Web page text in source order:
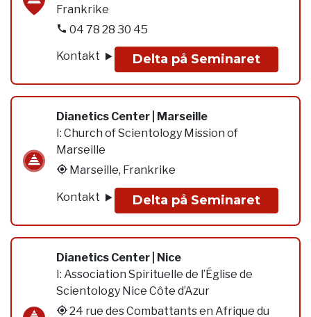
Frankrike
04 78 28 30 45
Kontakt
Delta på Seminaret
Dianetics Center | Marseille
I: Church of Scientology Mission of
Marseille
Marseille, Frankrike
Kontakt Delta på Seminaret
Dianetics Center | Nice
I: Association Spirituelle de l’Église de
Scientology Nice Côte d’Azur
24 rue des Combattants en Afrique du